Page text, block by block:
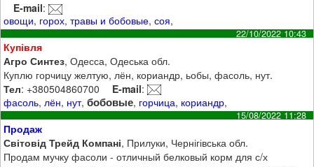
E-mail:
овощи, горох,травы и бобовые,соя,
22/10/2022 10:43
Купівля
Агро Синтез, Одесса, Одеська обл.
Куплю горчицу желтую, лён, кориандр, ьобы, фасоль, нут.
Тел: +380504860700 E-mail:
фасоль, лён, нут,бобовые, горчица, кориандр,
15/08/2022 11:28
Продаж
Світовід Трейд Компані, Прилуки, Чернігівська обл.
Продам мучку фасоли - отличный белковый корм для с/х